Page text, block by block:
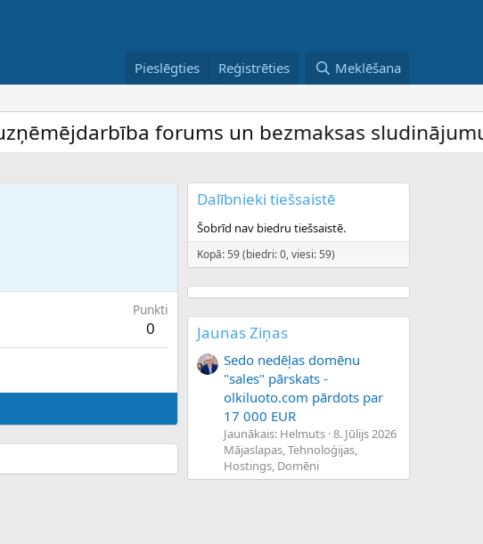
Pieslēgties Reģistrēties Meklēšana
forums un bezmaksas sludinājumu
Punkti
0
Dalībnieki tiešsaistē
Šobrīd nav biedru tiešsaistē.
Kopā: 59 (biedri: 0, viesi: 59)
Jaunas Ziņas
Sedo nedēļas domēnu
"sales" pārskats -
olkiluoto.com pārdots par
17 000 EUR
Jaunākais: Helmuts 8. Jūlijs 2026
Mājaslapas, Tehnoloģijas,
Hostings, Domēni